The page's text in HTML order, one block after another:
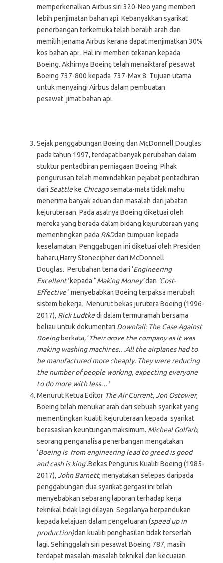
memperkenalkan Airbus siri 320-Neo yang memberi
lebih penjimatan bahan api. Kebanyakkan syarikat
penerbangan terkemuka telah beralih arah dan
memilih jenama Airbus kerana dapat menjimatkan 30%
kos bahan api . Hal ini memberi tekanan kepada
Boeing. Akhirnya Boeing telah menaiktaraf pesawat
Boeing 737-800 kepada 737-Max 8. Tujuan utama
untuk menyaingi Airbus dalam pembuatan
pesawat jimat bahan api.
Sejak penggabungan Boeing dan McDonnell Douglas
pada tahun 1997, terdapat banyak perubahan dalam
stuktur pentadbiran perniagaan Boeing. Pihak
pengurusan telah memindahkan pejabat pentadbiran
dari Seattleke Chicagosemata-mata tidak mahu
menerima banyak aduan dan masalah dari jabatan
kejuruteraan. Pada asalnya Boeing diketuai oleh
mereka yang berada dalam bidang kejuruteraan yang
mementingkan pada R&Ddan tumpuan kepada
keselamatan. Penggabugan ini diketuai oleh Presiden
baharu,Harry Stonecipher dari McDonnell
Douglas. Perubahan tema dari ‘Engineering
Excellent’kepada “Making Money’dan ‘Cost-
Effective’ menyebabkan Boeing terpaksa merubah
sistem bekerja. Menurut bekas jurutera Boeing (1996-
2017), Rick Ludtkedi dalam termuramah bersama
beliau untuk dokumentari Downfall: The Case Against
Boeing berkata,‘Their drove the company as it was
making washing machines…All the airplanes had to
be manufactured more cheaply. They were reducing
the number of people working, expecting everyone
to do more with less…’
Menurut Ketua Editor The Air Current, Jon Ostower,
Boeing telah menukar arah dari sebuah syarikat yang
mementingkan kualiti kejuruteraan kepada syarikat
berasaskan keuntungan maksimum. Micheal Golfarb,
seorang penganalisa penerbangan mengatakan
‘Boeing is from engineering lead to greed is good
and cash is king’.Bekas Pengurus Kualiti Boeing (1985-
2017), John Barnett, menyatakan selepas daripada
penggabungan dua syarikat gergasi ini telah
menyebabkan sebarang laporan terhadap kerja
teknikal tidak lagi dilayan. Segalanya berpandukan
kepada kelajuan dalam pengeluaran (speed up in
production)dan kualiti penghasilan tidak terserlah
lagi. Sehinggalah siri pesawat Boeing 787, masih
terdapat masalah-masalah teknikal dan kecuaian